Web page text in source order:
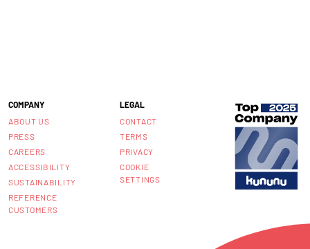
COMPANY
ABOUT US
PRESS
CAREERS
ACCESSIBILITY
SUSTAINABILITY
REFERENCE
CUSTOMERS
LEGAL
CONTACT
TERMS
PRIVACY
COOKIE
SETTINGS